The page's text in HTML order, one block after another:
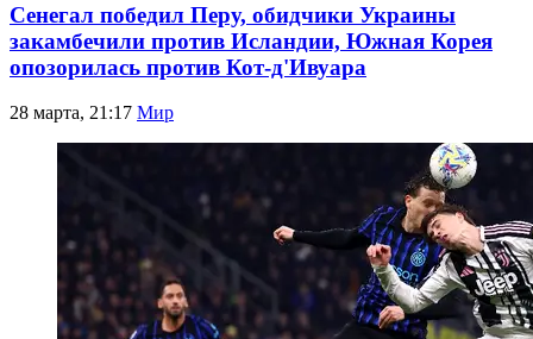
Сенегал победил Перу, обидчики Украины
закамбечили против Исландии, Южная Корея
опозорилась против Кот-д'Ивуара
28 марта, 21:17 Мир